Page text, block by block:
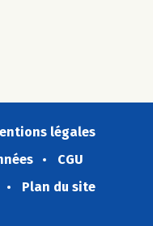
légales
CGU
Plan du site